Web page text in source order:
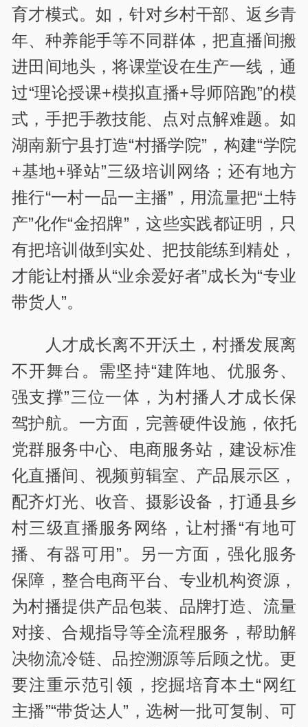
育才模式。如，针对乡村干部、返乡青
年、种养能手等不同群体，把直播间搬
进田间地头，将课堂设在生产一线，通
过“理论授课+模拟直播+导师陪跑”的模
式，手把手教技能、点对点解难题。如
湖南新宁县打造“村播学院”，构建“学院
+基地+驿站”三级培训网络；还有地方
推行“一村一品一主播”，用流量把“土特
产”化作“金招牌”，这些实践都证明，只
有把培训做到实处、把技能练到精处，
才能让村播从“业余爱好者”成长为“专业
带货人”。
人才成长离不开沃土，村播发展离
不开舞台。需坚持“建阵地、优服务、
强支撑”三位一体，为村播人才成长保
驾护航。一方面，完善硬件设施，依托
党群服务中心、电商服务站，建设标准
化直播间、视频剪辑室、产品展示区，
配齐灯光、收音、摄影设备，打通县乡
村三级直播服务网络，让村播“有地可
播、有器可用”。另一方面，强化服务
保障，整合电商平台、专业机构资源，
为村播提供产品包装、品牌打造、流量
对接、合规指导等全流程服务，帮助解
决物流冷链、品控溯源等后顾之忧。更
要注重示范引领，挖掘培育本土“网红
主播”“带货达人”，选树一批可复制、可